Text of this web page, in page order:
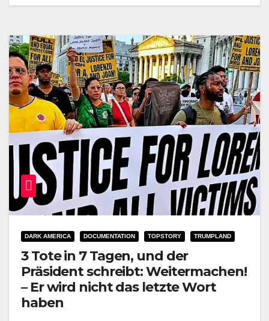
DARK AMERICA DOCUMENTATION TOPSTORY TRUMPLAND
3 Tote in 7 Tagen, und der
Präsident schreibt: Weitermachen!
– Er wird nicht das letzte Wort
haben